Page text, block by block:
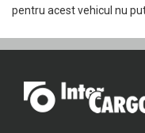
pentru acest vehicul nu